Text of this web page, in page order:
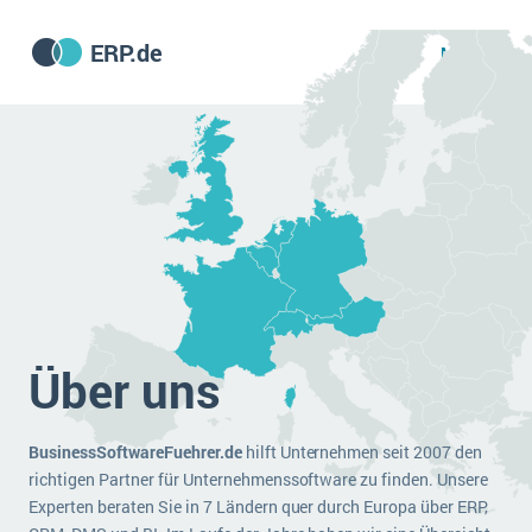
ERP.de
Die 15 Schritte einer ERP‑Einführung
Was ist ERP?
Vorbereitung
ERP-Software nach Branche
Betriebsgröße
Funktionalitäten
ERP vergleichen
ERP für jede Branche
ERP-Software nach Branchen
Bau
Bildungseinrichtungen
ERP Wissenszentrum
Vorgestellt
Was ist ERP?
ERP-Experten
MENU
Über uns
BusinessSoftwareFuehrer.dehilft Unternehmen seit 2007 den
richtigen Partner für Unternehmenssoftware zu finden. Unsere
Experten beraten Sie in 7 Ländern quer durch Europa über ERP,